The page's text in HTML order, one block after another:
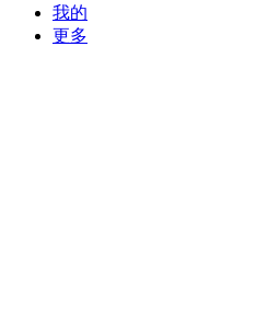
我的
更多